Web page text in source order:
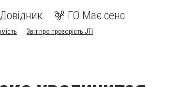
Довідник ГО Має сенс
Звіт про прозорість JTI